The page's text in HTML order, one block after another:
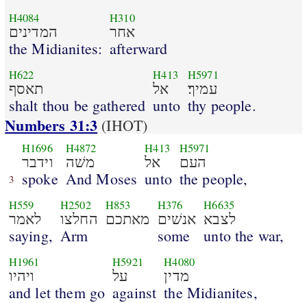
H4084
המדינים
the Midianites:
H310
אחר
afterward
H622
תאסף
shalt thou be gathered
H413
אל
unto
H5971
עמיך׃
thy people.
Numbers 31:3 (IHOT)
3
H1696
וידבר
spoke
H4872
משׁה
And Moses
H413
אל
unto
H5971
העם
the people,
H559
לאמר
saying,
H2502
החלצו
Arm
H853
מאתכם
H376
אנשׁים
some
H6635
לצבא
unto the war,
H1961
ויהיו
and let them go
H5921
על
against
H4080
מדין
the Midianites,